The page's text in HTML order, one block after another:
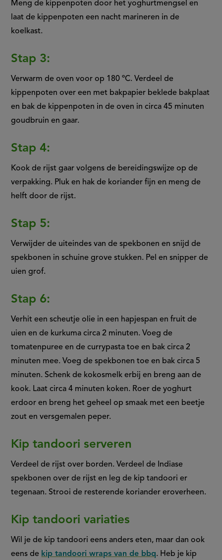
Meng de kippenpoten door het yoghurtmengsel en
laat de kippenpoten een nacht marineren in de
koelkast.
Stap 3:
Verwarm de oven voor op 180 ºC. Verdeel de
kippenpoten over een met bakpapier beklede bakplaat
en bak de kippenpoten in de oven in circa 45 minuten
goudbruin en gaar.
Stap 4:
Kook de rijst gaar volgens de bereidingswijze op de
verpakking. Pluk en hak de koriander fijn en meng de
helft door de rijst.
Stap 5:
Verwijder de uiteindes van de spekbonen en snijd de
spekbonen in schuine grove stukken. Pel en snipper de
uien grof.
Stap 6:
Verhit een scheutje olie in een hapjespan en fruit de
uien en de kurkuma circa 2 minuten. Voeg de
tomatenpuree en de currypasta toe en bak circa 2
minuten mee. Voeg de spekbonen toe en bak circa 5
minuten. Schenk de kokosmelk erbij en breng aan de
kook. Laat circa 4 minuten koken. Roer de yoghurt
erdoor en breng het geheel op smaak met een beetje
zout en versgemalen peper.
Kip tandoori serveren
Verdeel de rijst over borden. Verdeel de Indiase
spekbonen over de rijst en leg de kip tandoori er
tegenaan. Strooi de resterende koriander eroverheen.
Kip tandoori variaties
Wil je de kip tandoori eens anders eten, maar dan ook
eens de kip tandoori wraps van de bbq. Heb je kip